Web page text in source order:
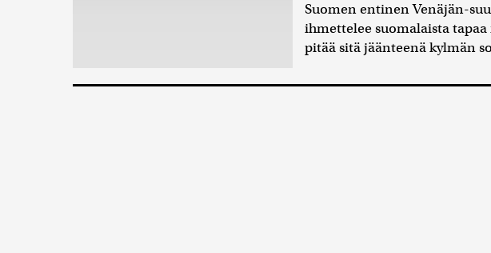
Suomen entinen Venäjän-
ihmettelee suomalaista
pitää sitä jäänteenä kylmän